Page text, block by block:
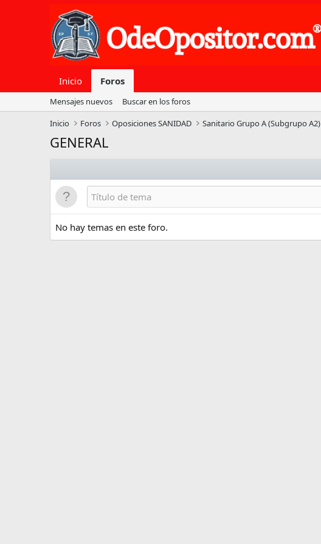
Inicio Foros
Mensajes nuevos
Buscar en los foros
Inicio
Foros Oposiciones SANIDAD Sanitario Grupo A (Subgrupo A2)
GENERAL
No hay temas en este foro.